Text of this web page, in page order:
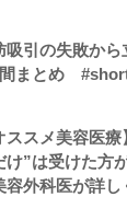
吸引の失敗か
まとめ
ススメ美容医
け”は受けた方
容外科医が詳し